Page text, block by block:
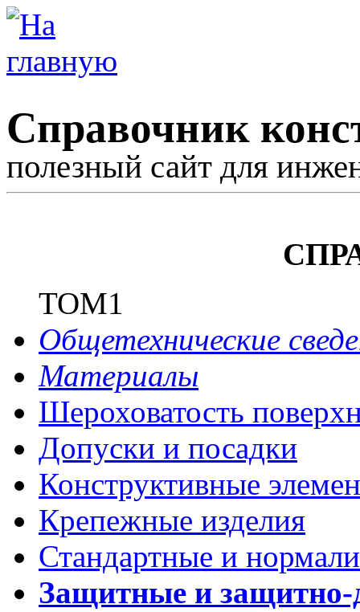
Справочник
полезный сайт для
ТОМ1
Общетехнические
Материалы
Шероховатость
Допуски и посадки
Конструктивные
Крепежные изделия
Стандартные и
Защитные и защитно-